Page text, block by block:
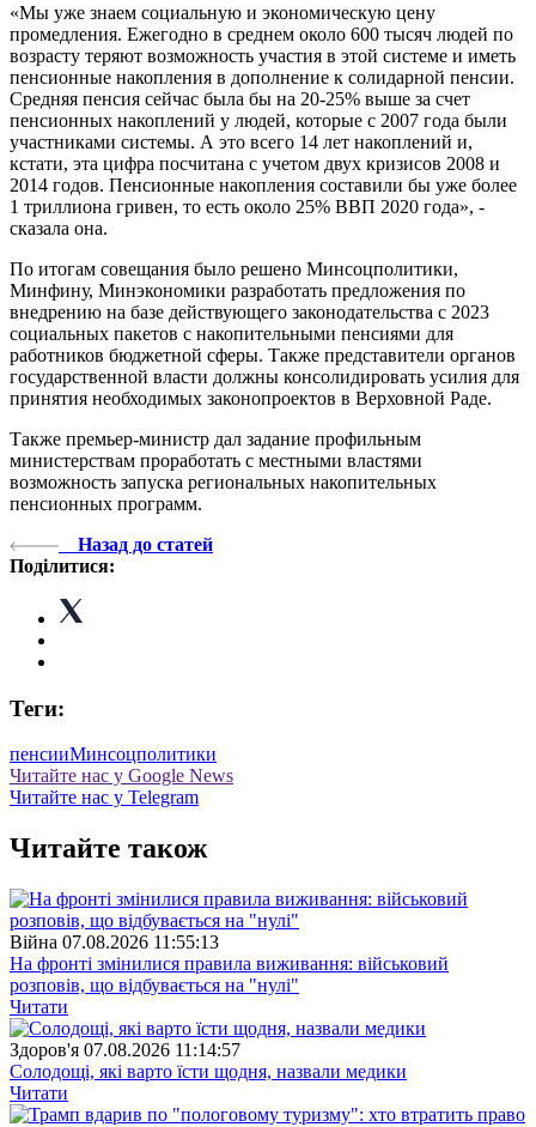
«Мы уже знаем социальную и экономическую цену
промедления. Ежегодно в среднем около 600 тысяч людей по
возрасту теряют возможность участия в этой системе и иметь
пенсионные накопления в дополнение к солидарной пенсии.
Средняя пенсия сейчас была бы на 20-25% выше за счет
пенсионных накоплений у людей, которые с 2007 года были
участниками системы. А это всего 14 лет накоплений и,
кстати, эта цифра посчитана с учетом двух кризисов 2008 и
2014 годов. Пенсионные накопления составили бы уже более
1 триллиона гривен, то есть около 25% ВВП 2020 года», -
сказала она.
По итогам совещания было решено Минсоцполитики,
Минфину, Минэкономики разработать предложения по
внедрению на базе действующего законодательства с 2023
социальных пакетов с накопительными пенсиями для
работников бюджетной сферы. Также представители органов
государственной власти должны консолидировать усилия для
принятия необходимых законопроектов в Верховной Раде.
Также премьер-министр дал задание профильным
министерствам проработать с местными властями
возможность запуска региональных накопительных
пенсионных программ.
Назад до статей
Поділитися:
Теги:
пенсииМинсоцполитики
Читайте нас у Google News
Читайте нас у Telegram
Читайте також
Війна 07.08.2026 11:55:13
На фронті змінилися правила виживання: військовий
розповів, що відбувається на "нулі"
Читати
Здоров'я 07.08.2026 11:14:57
Солодощі, які варто їсти щодня, назвали медики
Читати